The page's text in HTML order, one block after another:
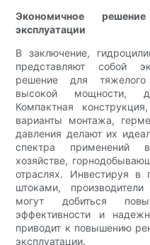
Экономичное
эксплуатации
В заключение,
представляют собой
решение для тяжелого
высокой мощности,
Компактная
варианты монтажа,
давления делают их
спектра применений
хозяйстве,
отраслях. Инвестируя
штоками,
могут добиться
эффективности и
приводит к повышению
эксплуатации.